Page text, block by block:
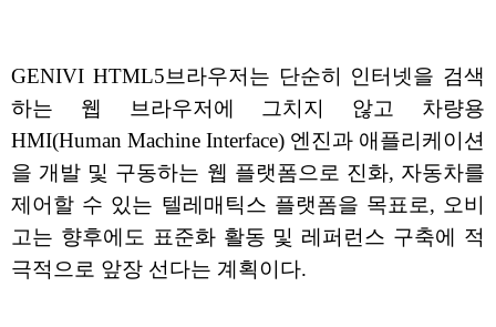
GENIVI HTML5브라우저는 단순히 인터넷을 검색
하는 웹 브라우저에 그치지 않고 차량용
HMI(Human Machine Interface) 엔진과 애플리케이션
을 개발 및 구동하는 웹 플랫폼으로 진화, 자동차를
제어할 수 있는 텔레매틱스 플랫폼을 목표로, 오비
고는 향후에도 표준화 활동 및 레퍼런스 구축에 적
극적으로 앞장 선다는 계획이다.